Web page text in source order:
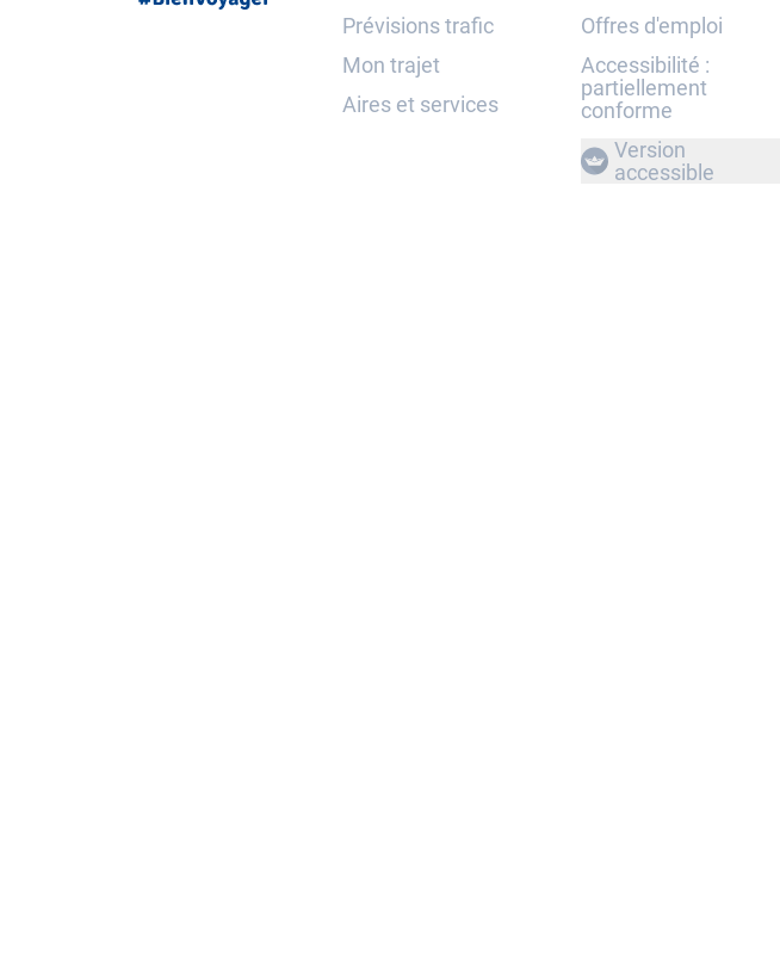
Prévisions trafic
Mon trajet
Aires et services
Offres d'emploi
Accessibilité :
partiellement
conforme
Version
accessible